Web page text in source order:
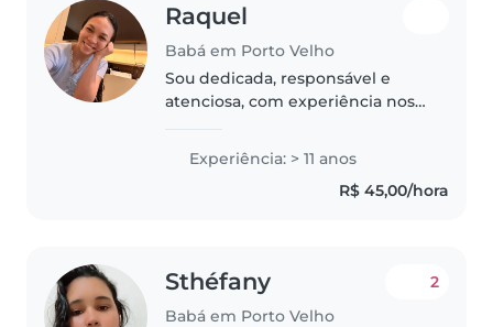
Raquel
Babá em Porto Velho
Sou dedicada, responsável e
atenciosa, com experiência nos
como : auxílio io na alimentação,
higiene, brincadeiras educativas,
organização da rotina e..
Experiência: > 11 anos
R$ 45,00/hora
Sthéfany
Babá em Porto Velho
2